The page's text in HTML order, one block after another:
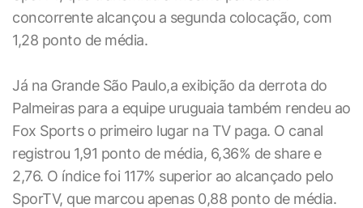
concorrente alcançou a segunda colocação, com
1,28 ponto de média.
Já na Grande São Paulo,a exibição da derrota do
Palmeiras para a equipe uruguaia também rendeu ao
Fox Sports o primeiro lugar na TV paga. O canal
registrou 1,91 ponto de média, 6,36% de share e
2,76. O índice foi 117% superior ao alcançado pelo
SporTV, que marcou apenas 0,88 ponto de média.